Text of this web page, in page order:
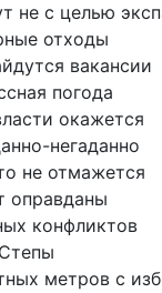
не с целью
отходы
вакансии
погода
окажется
негаданно
не отмажется
оправданы
конфликтов
Степы
метров с